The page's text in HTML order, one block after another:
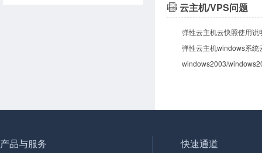
云主机/VPS问题
弹性云主机云快照使用说
弹性云主机windows系统
产品与服务 快速通道